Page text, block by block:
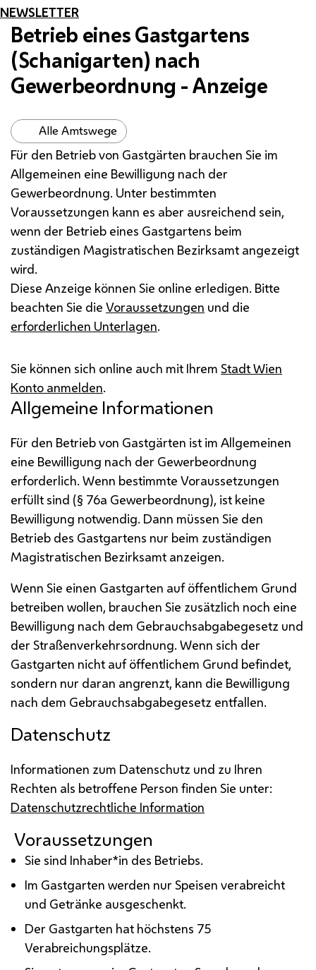
NEWSLETTER
Betrieb eines Gastgartens
(Schanigarten) nach
Gewerbeordnung - Anzeige
Alle Amtswege
Für den Betrieb von Gastgärten brauchen Sie im
Allgemeinen eine Bewilligung nach der
Gewerbeordnung. Unter bestimmten
Voraussetzungen kann es aber ausreichend sein,
wenn der Betrieb eines Gastgartens beim
zuständigen Magistratischen Bezirksamt angezeigt
wird.
Diese Anzeige können Sie online erledigen. Bitte
beachten Sie die Voraussetzungen und die
erforderlichen Unterlagen.
Sie können sich online auch mit Ihrem Stadt Wien
Konto anmelden.
Allgemeine Informationen
Für den Betrieb von Gastgärten ist im Allgemeinen
eine Bewilligung nach der Gewerbeordnung
erforderlich. Wenn bestimmte Voraussetzungen
erfüllt sind (§ 76a Gewerbeordnung), ist keine
Bewilligung notwendig. Dann müssen Sie den
Betrieb des Gastgartens nur beim zuständigen
Magistratischen Bezirksamt anzeigen.
Wenn Sie einen Gastgarten auf öffentlichem Grund
betreiben wollen, brauchen Sie zusätzlich noch eine
Bewilligung nach dem Gebrauchsabgabegesetz und
der Straßenverkehrsordnung. Wenn sich der
Gastgarten nicht auf öffentlichem Grund befindet,
sondern nur daran angrenzt, kann die Bewilligung
nach dem Gebrauchsabgabegesetz entfallen.
Datenschutz
Informationen zum Datenschutz und zu Ihren
Rechten als betroffene Person finden Sie unter:
Datenschutzrechtliche Information
Voraussetzungen
Sie sind Inhaber*in des Betriebs.
Im Gastgarten werden nur Speisen verabreicht
und Getränke ausgeschenkt.
Der Gastgarten hat höchstens 75
Verabreichungsplätze.